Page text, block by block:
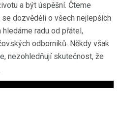
a být úspěšní. Čteme
se dozvěděli o všech nejlepších
radu od přátel,
odborníků. Někdy však
nezohledňují skutečnost, že